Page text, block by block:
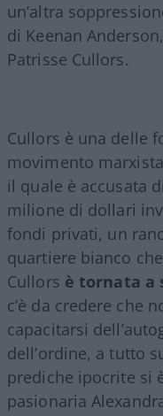
un’altra
di Keenan
Patrisse Cullors.
Cullors è una delle
movimento marxista
il quale è accusata
milione di dollari
fondi privati, un
quartiere bianco
Cullors è tornata a
c’è da credere che
capacitarsi
dell’ordine, a tutto
prediche ipocrite si
pasionaria